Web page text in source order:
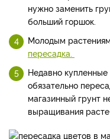
нужно заменить
больший горшок.
Молодым
пересадка.
Недавно
обязательно
магазинный грунт
выращивания